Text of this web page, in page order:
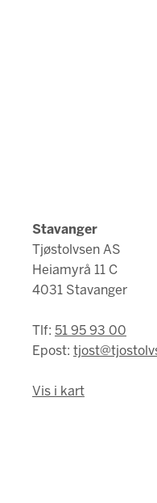
Stavanger
Tjøstolvsen AS
Heiamyrå 11 C
4031 Stavanger
Tlf: 51 95 93 00
Epost:
Vis i kart